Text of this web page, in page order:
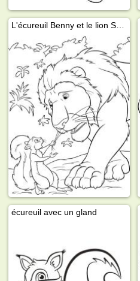
écureuil avec un gland